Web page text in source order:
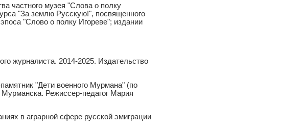
частного музея "Слова о полку
"За землю Русскую!", посвященного
"Слово о полку Игореве"; издании
журналиста. 2014-2025. Издательство
"Дети военного Мурмана" (по
Режиссер-педагог Мария
в аграрной сфере русской эмиграции